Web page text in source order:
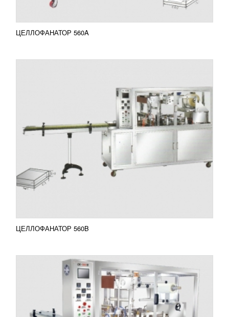
ЦЕЛЛОФАНАТОР 560A
ЦЕЛЛОФАНАТОР 560B
ЦЕЛЛОФАНАТОР 560C
УЗНАТЬ ЦЕНУ
Универсальная машина, которая может
запаковывать как отдельные коробки, так и
групповые упаковки в одну большую, необходима
практически на любом...
ПОДРОБНЕЕ
УПАКОВОЧНАЯ ЛИНИЯ УМ-1 МАКСИ